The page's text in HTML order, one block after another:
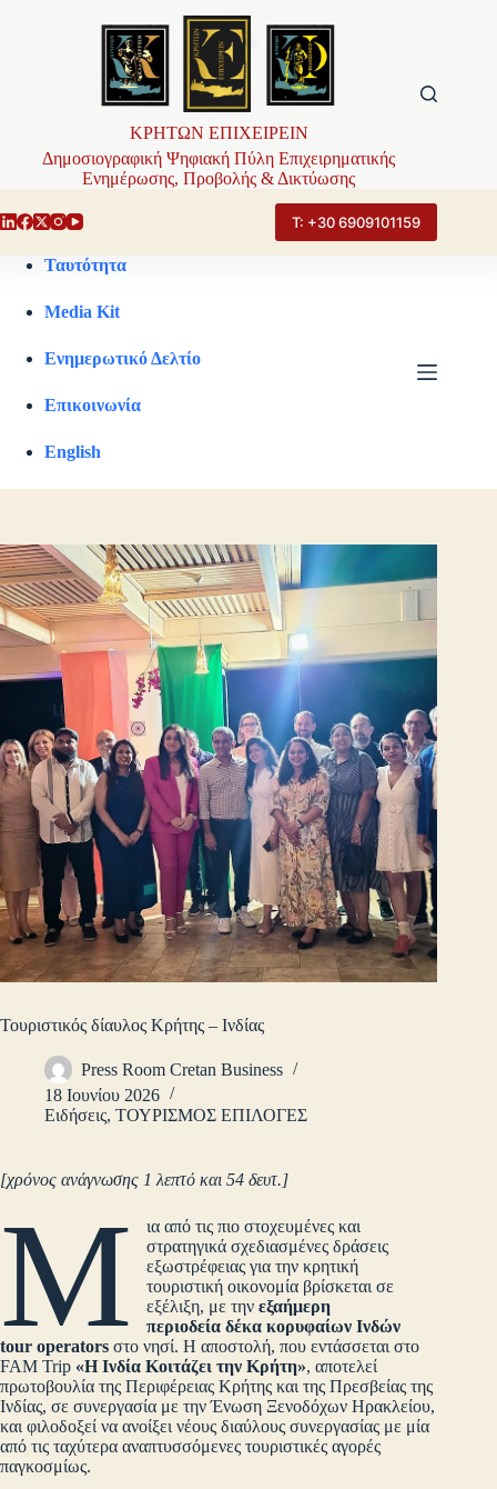
ΚΡΗΤΩΝ ΕΠΙΧΕΙΡΕΙΝ
Δημοσιογραφική Ψηφιακή Πύλη Επιχειρηματικής
Ενημέρωσης, Προβολής & Δικτύωσης
Τ: +30 6909101159
Ταυτότητα
Media Kit
Ενημερωτικό Δελτίο
Επικοινωνία
English
Τουριστικός δίαυλος Κρήτης – Ινδίας
Press Room Cretan Business
18 Ιουνίου 2026
Ειδήσεις, ΤΟΥΡΙΣΜΟΣ ΕΠΙΛΟΓΕΣ
[χρόνος ανάγνωσης 1 λεπτό και 54 δευτ.]
Μ
ια από τις πιο στοχευμένες και
στρατηγικά σχεδιασμένες δράσεις
εξωστρέφειας για την κρητική
τουριστική οικονομία βρίσκεται σε
εξέλιξη, με τηνεξαήμερη
περιοδεία δέκα κορυφαίων Ινδών
tour operators στο νησί. Η αποστολή, που εντάσσεται στο
FAM Trip «Η Ινδία Κοιτάζει την Κρήτη», αποτελεί
πρωτοβουλία της Περιφέρειας Κρήτης και της Πρεσβείας της
Ινδίας, σε συνεργασία με την Ένωση Ξενοδόχων Ηρακλείου,
και φιλοδοξεί να ανοίξει νέους διαύλους συνεργασίας με μία
από τις ταχύτερα αναπτυσσόμενες τουριστικές αγορές
παγκοσμίως.